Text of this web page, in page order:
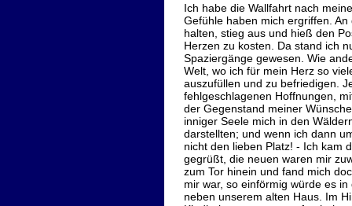
Ich habe die Wallfahrt nach
Gefühle haben mich ergriffen.
halten, stieg aus und hieß den
Herzen zu kosten. Da stand ich
Spaziergänge gewesen. Wie
Welt, wo ich für mein Herz so
auszufüllen und zu befriedigen.
fehlgeschlagenen Hoffnungen,
der Gegenstand meiner
inniger Seele mich in den
darstellten; und wenn ich dann
nicht den lieben Platz! - Ich kam
gegrüßt, die neuen waren mir
zum Tor hinein und fand mich
mir war, so einförmig würde es
neben unserem alten Haus. Im